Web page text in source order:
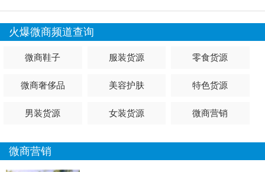
火爆微商频道查询
微商鞋子 服装货源 零食货源
微商奢侈品 美容护肤 特色货源
男装货源 女装货源 微商营销
微商营销